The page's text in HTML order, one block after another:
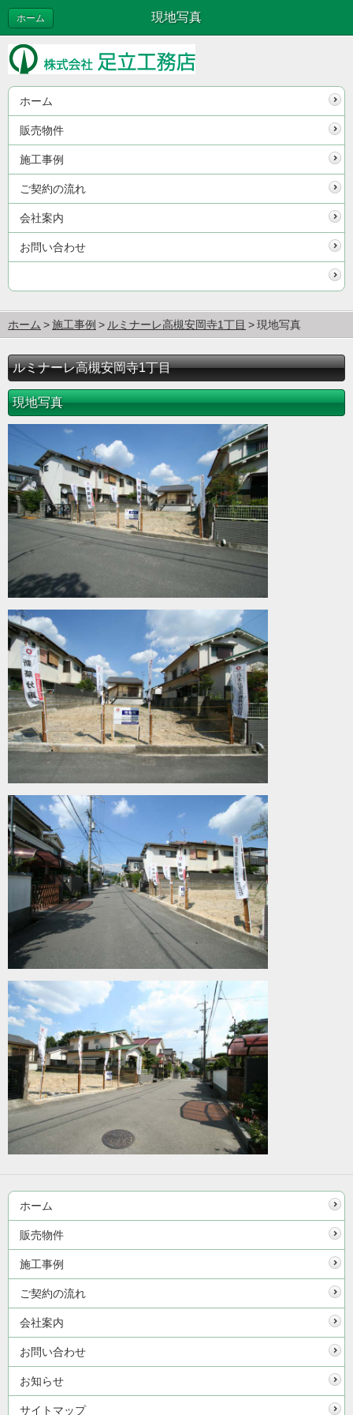
現地写真
ホーム
ホーム
販売物件
施工事例
ご契約の流れ
会社案内
お問い合わせ
ホーム 施工事例 ルミナーレ高槻安岡寺1丁目 現地写真
ルミナーレ高槻安岡寺1丁目
現地写真
ホーム
販売物件
施工事例
ご契約の流れ
会社案内
お問い合わせ
お知らせ
サイトマップ